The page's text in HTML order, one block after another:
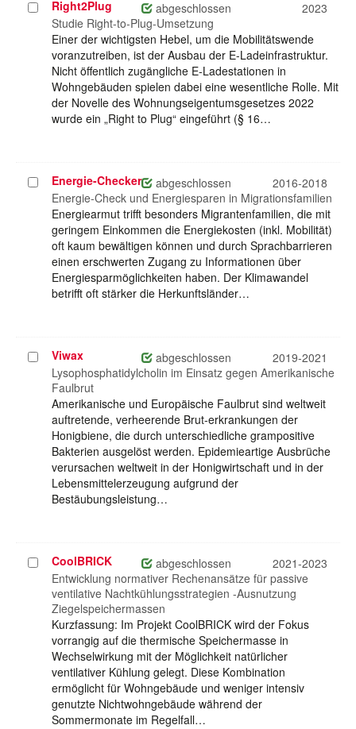
Projekt
auswählen
Right2Plug abgeschlossen
2023
Studie Right-to-Plug-Umsetzung
Einer der wichtigsten Hebel, um die Mobilitätswende
voranzutreiben, ist der Ausbau der E-Ladeinfrastruktur.
Nicht öffentlich zugängliche E-Ladestationen in
Wohngebäuden spielen dabei eine wesentliche Rolle. Mit
der Novelle des Wohnungseigentumsgesetzes 2022
wurde ein „Right to Plug“ eingeführt (§ 16…
Projekt
auswählen
Energie-Checker abgeschlossen
2016-2018
Energie-Check und Energiesparen in Migrationsfamilien
Energiearmut trifft besonders Migrantenfamilien, die mit
geringem Einkommen die Energiekosten (inkl. Mobilität)
oft kaum bewältigen können und durch Sprachbarrieren
einen erschwerten Zugang zu Informationen über
Energiesparmöglichkeiten haben. Der Klimawandel
betrifft oft stärker die Herkunftsländer…
Projekt
auswählen
Viwax abgeschlossen
2019-2021
Lysophosphatidylcholin im Einsatz gegen Amerikanische
Faulbrut
Amerikanische und Europäische Faulbrut sind weltweit
auftretende, verheerende Brut-erkrankungen der
Honigbiene, die durch unterschiedliche grampositive
Bakterien ausgelöst werden. Epidemieartige Ausbrüche
verursachen weltweit in der Honigwirtschaft und in der
Lebensmittelerzeugung aufgrund der
Bestäubungsleistung…
Projekt
auswählen
CoolBRICK abgeschlossen
2021-2023
Entwicklung normativer Rechenansätze für passive
ventilative Nachtkühlungsstrategien -Ausnutzung
Ziegelspeichermassen
Kurzfassung: Im Projekt CoolBRICK wird der Fokus
vorrangig auf die thermische Speichermasse in
Wechselwirkung mit der Möglichkeit natürlicher
ventilativer Kühlung gelegt. Diese Kombination
ermöglicht für Wohngebäude und weniger intensiv
genutzte Nichtwohngebäude während der
Sommermonate im Regelfall…